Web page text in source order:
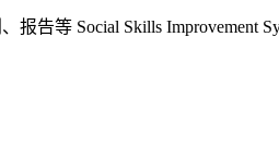
报告等 Social Skills Improvement